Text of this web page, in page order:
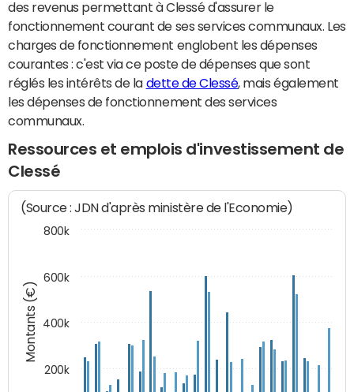
des revenus permettant à Clessé d'assurer le
fonctionnement courant de ses services communaux. Les
charges de fonctionnement englobent les dépenses
courantes : c'est via ce poste de dépenses que sont
réglés les intérêts de la dette de Clessé, mais également
les dépenses de fonctionnement des services
communaux.
Ressources et emplois d'investissement de
Clessé
Montants (€)
(Source : JDN d'après ministère de l'Economie)
200k
400k
600k
800k